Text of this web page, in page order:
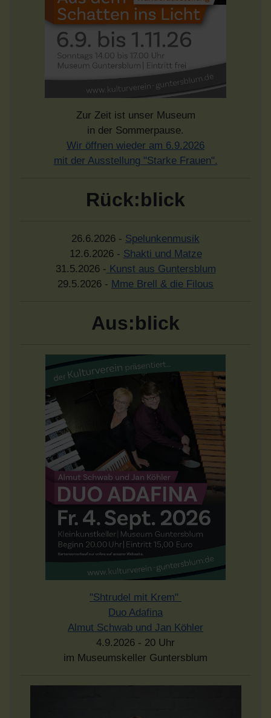
Zur Zeit ist unser Museum
in der Sommerpause.
Wir öffnen wieder am 6.9.2026
mit der Ausstellung "Starke Frauen".
Rück:blick
26.6.2026 - Spelunkenmusik
12.6.2026 - Shakti und Matze
31.5.2026 - Kunst aus Guntersblum
29.5.2026 - Mme Brell & die Filous
Aus:blick
"Shtrudel mit Krem"
Duo Adafina
Almut Schwab und Jan Köhler
4.9.2026 - 20 Uhr
im Museumskeller Guntersblum